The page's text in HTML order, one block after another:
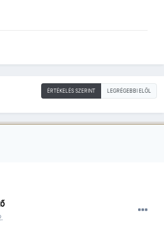
ÉRTÉKELÉS SZERINT LEGRÉGEBBI ELÖL